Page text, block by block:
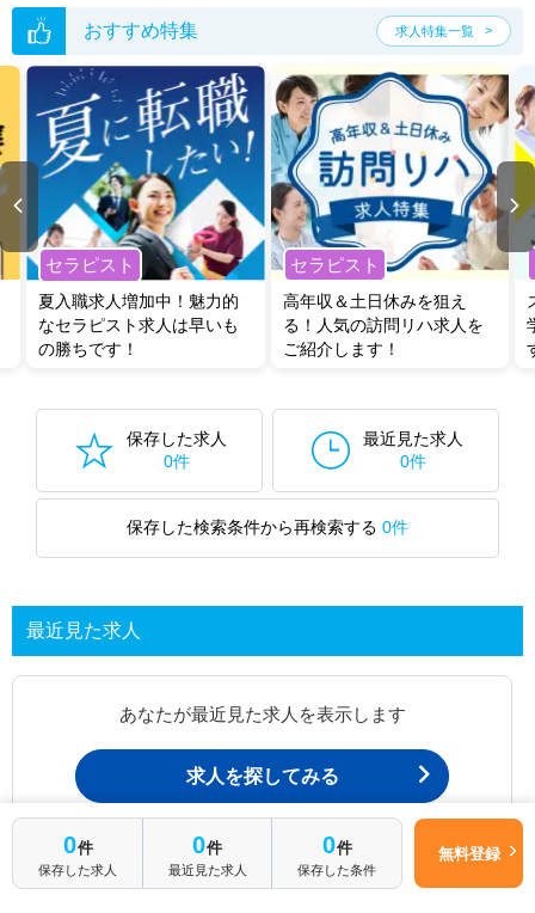
おすすめ特集 求人特集一覧
セラピスト
夏入職求人増加中！魅力的
なセラピスト求人は早いも
の勝ちです！
セラピスト
高年収＆土日休みを狙え
る！人気の訪問リハ求人を
ご紹介します！
保存した求人
0件
最近見た求人
0件
保存した検索条件から再検索する 0件
最近見た求人
あなたが最近見た求人を表示します
求人を探してみる
最近見た求人一覧ページから、
お問い合わせが可能です。
0件
保存した求人
0件
最近見た求人
0件
保存した条件
無料登録